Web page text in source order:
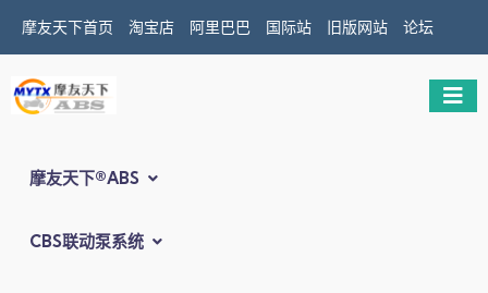
摩友天下首页 淘宝店 阿里巴巴 国际站 旧版网站 论坛
摩友天下®ABS
CBS联动泵系统